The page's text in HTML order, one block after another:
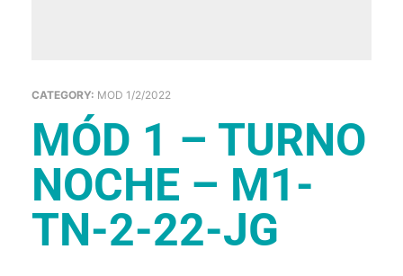
CATEGORY: MOD 1/2/2022
MÓD 1 – TURNO
NOCHE – M1-
TN-2-22-JG